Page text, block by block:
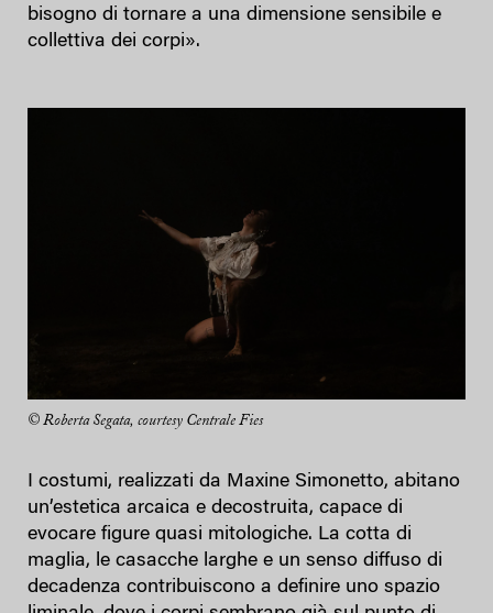
bisogno di tornare a una dimensione sensibile e
collettiva dei corpi».
© Roberta Segata, courtesy Centrale Fies
I costumi, realizzati da Maxine Simonetto, abitano
un’estetica arcaica e decostruita, capace di
evocare figure quasi mitologiche. La cotta di
maglia, le casacche larghe e un senso diffuso di
decadenza contribuiscono a definire uno spazio